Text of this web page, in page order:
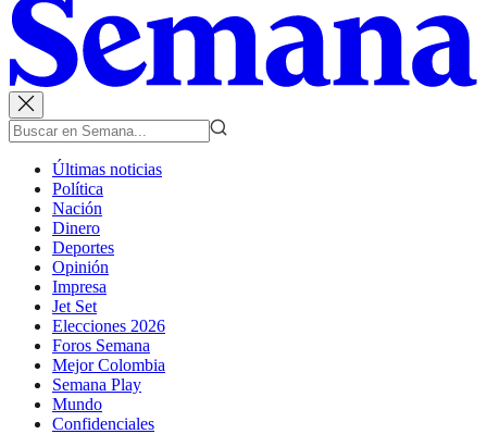
Últimas noticias
Política
Nación
Dinero
Deportes
Opinión
Impresa
Jet Set
Elecciones 2026
Foros Semana
Mejor Colombia
Semana Play
Mundo
Confidenciales